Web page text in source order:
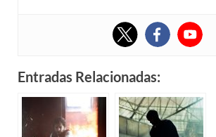
Entradas Relacionadas: